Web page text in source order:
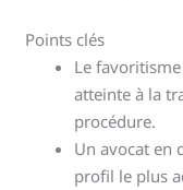
Points clés
Le
atteinte à la
procédure.
Un avocat en
profil le plus